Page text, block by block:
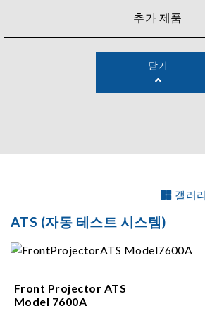
추가 제품
닫기
갤러
ATS (자동 테스트 시스템)
Front Projector ATS
Model 7600A